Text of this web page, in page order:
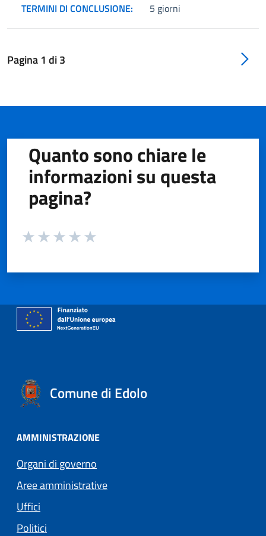
TERMINI DI CONCLUSIONE: 5 giorni
Pagina1 di3
Quanto sono chiare le
informazioni su questa
pagina?
Valuta da 1 a 5 stelle la pagina
Comune di Edolo
AMMINISTRAZIONE
Organi di governo
Aree amministrative
Uffici
Politici